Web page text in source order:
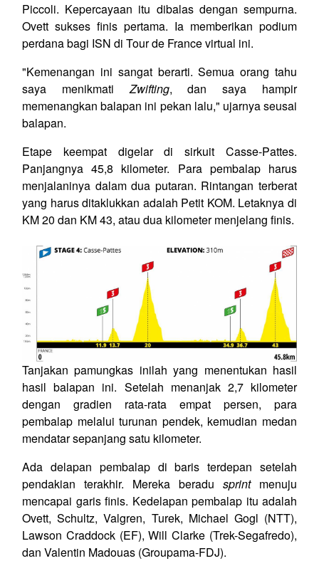
Piccoli. Kepercayaan itu dibalas dengan sempurna.
Ovett sukses finis pertama. Ia memberikan podium
perdana bagi ISN di Tour de France virtual ini.
"Kemenangan ini sangat berarti. Semua orang tahu
saya menikmatiZwifting, dan saya hampir
memenangkan balapan ini pekan lalu," ujarnya seusai
balapan.
Etape keempat digelar di sirkuit Casse-Pattes.
Panjangnya 45,8 kilometer. Para pembalap harus
menjalaninya dalam dua putaran. Rintangan terberat
yang harus ditaklukkan adalah Petit KOM. Letaknya di
KM 20 dan KM 43, atau dua kilometer menjelang finis.
Tanjakan pamungkas inilah yang menentukan hasil
hasil balapan ini. Setelah menanjak 2,7 kilometer
dengan gradien rata-rata empat persen, para
pembalap melalui turunan pendek, kemudian medan
mendatar sepanjang satu kilometer.
Ada delapan pembalap di baris terdepan setelah
pendakian terakhir. Mereka beradu sprintmenuju
mencapai garis finis. Kedelapan pembalap itu adalah
Ovett, Schultz, Valgren, Turek, Michael Gogl (NTT),
Lawson Craddock (EF), Will Clarke (Trek-Segafredo),
dan Valentin Madouas (Groupama-FDJ).